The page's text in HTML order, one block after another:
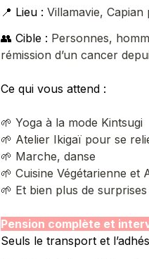
📍 Lieu : Villamavie,
👥 Cible : Personnes,
rémission d’un cancer
Ce qui vous attend :
🌱 Yoga à la mode Kintsugi
🌱 Atelier Ikigaï pour se
🌱 Marche, danse
🌱 Cuisine Végétarienne et
🌱 Et bien plus de surprises
Pension complète et
Seuls le transport et